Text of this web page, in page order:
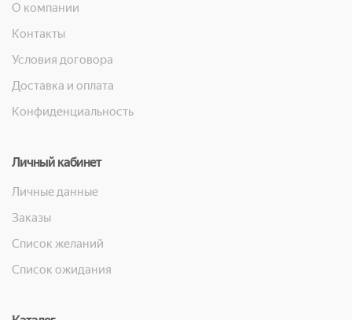
О компании
Контакты
Условия договора
Доставка и оплата
Конфиденциальность
Личный кабинет
Личные данные
Заказы
Список желаний
Список ожидания